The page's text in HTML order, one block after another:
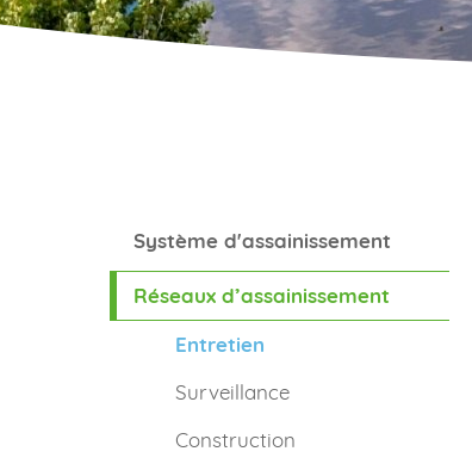
Système d'assainissement
Réseaux d’assainissement
Entretien
Surveillance
Construction